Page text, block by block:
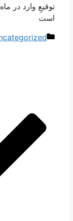
توقیعِ وارد در
است
دسته‌ها